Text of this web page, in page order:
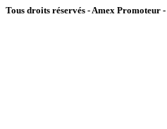
Tous droits réservés - Amex Promoteur -